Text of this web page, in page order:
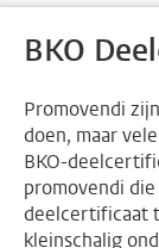
BKO
Promovendi
doen, maar
BKO-
promovendi
deelcertificaat
kleinschalig